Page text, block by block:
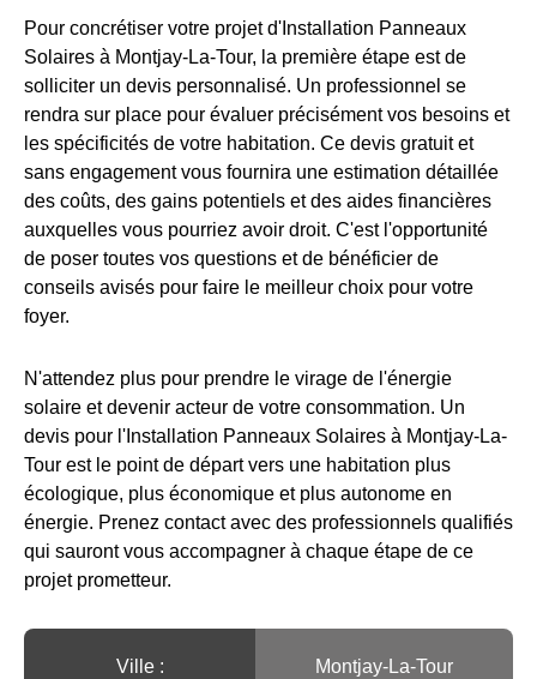
Pour concrétiser votre projet d'Installation Panneaux
Solaires à Montjay-La-Tour, la première étape est de
solliciter un devis personnalisé. Un professionnel se
rendra sur place pour évaluer précisément vos besoins et
les spécificités de votre habitation. Ce devis gratuit et
sans engagement vous fournira une estimation détaillée
des coûts, des gains potentiels et des aides financières
auxquelles vous pourriez avoir droit. C'est l'opportunité
de poser toutes vos questions et de bénéficier de
conseils avisés pour faire le meilleur choix pour votre
foyer.
N'attendez plus pour prendre le virage de l'énergie
solaire et devenir acteur de votre consommation. Un
devis pour l'Installation Panneaux Solaires à Montjay-La-
Tour est le point de départ vers une habitation plus
écologique, plus économique et plus autonome en
énergie. Prenez contact avec des professionnels qualifiés
qui sauront vous accompagner à chaque étape de ce
projet prometteur.
Ville :️ Montjay-La-Tour